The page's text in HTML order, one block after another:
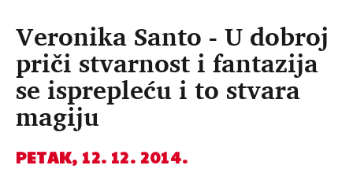
Veronika Santo - U dobroj
priči stvarnost i fantazija
se isprepleću i to stvara
magiju
PETAK, 12. 12. 2014.